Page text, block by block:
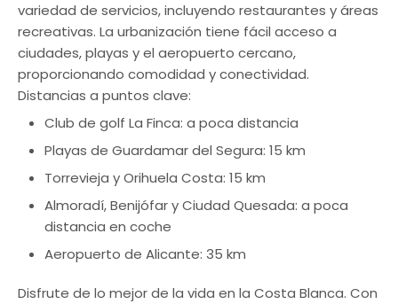
variedad de servicios, incluyendo restaurantes y áreas
recreativas. La urbanización tiene fácil acceso a
ciudades, playas y el aeropuerto cercano,
proporcionando comodidad y conectividad.
Distancias a puntos clave:
Club de golf La Finca: a poca distancia
Playas de Guardamar del Segura: 15 km
Torrevieja y Orihuela Costa: 15 km
Almoradí, Benijófar y Ciudad Quesada: a poca
distancia en coche
Aeropuerto de Alicante: 35 km
Disfrute de lo mejor de la vida en la Costa Blanca. Con